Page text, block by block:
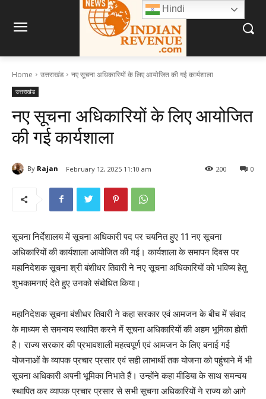
Home उत्तराखंड नए सूचना अधिकारियों के लिए आयोजित की गई कार्यशाला
उत्तराखंड
नए सूचना अधिकारियों के लिए आयोजित
की गई कार्यशाला
By Rajan February 12, 2025 11:10 am 0
200
सूचना निर्देशालय में सूचना अधिकारी पद पर चयनित हुए 11 नए सूचना
अधिकारियों की कार्यशाला आयोजित की गई। कार्यशाला के समापन दिवस पर
महानिदेशक सूचना श्री बंशीधर तिवारी ने नए सूचना अधिकारियों को भविष्य हेतु
शुभकामनाएं देते हुए उनको संबोधित किया।
महानिदेशक सूचना बंशीधर तिवारी ने कहा सरकार एवं आमजन के बीच में संवाद
के माध्यम से समन्वय स्थापित करने में सूचना अधिकारियों की अहम भूमिका होती
है। राज्य सरकार की प्रभावशाली महत्वपूर्ण एवं आमजन के लिए बनाई गई
योजनाओं के व्यापक प्रचार प्रसार एवं सही लाभार्थी तक योजना को पहुंचाने में भी
सूचना अधिकारी अपनी भूमिका निभाते हैं। उन्होंने कहा मीडिया के साथ समन्वय
स्थापित कर व्यापक प्रचार प्रसार से सभी सूचना अधिकारियों ने राज्य को आगे
Hindi